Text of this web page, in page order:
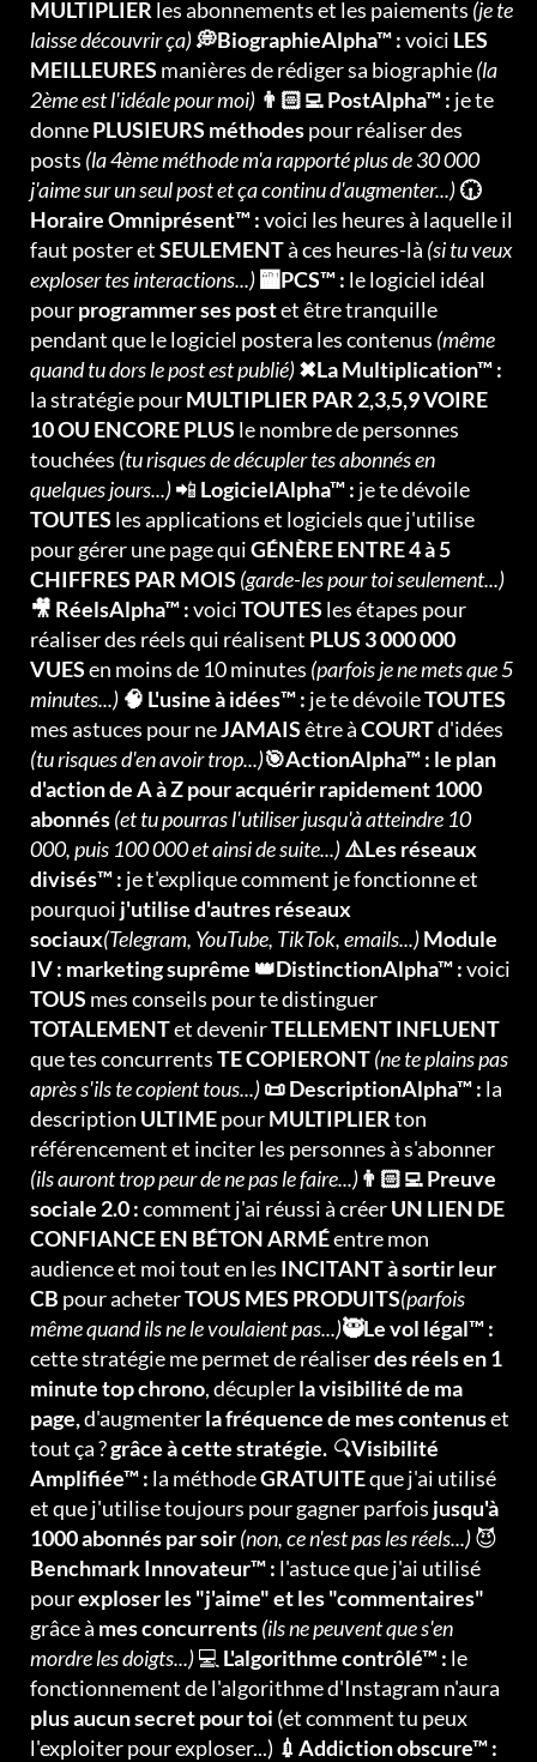
MULTIPLIER les abonnements et les paiements (je te
laisse découvrir ça)💭BiographieAlpha™ :voici LES
MEILLEURES manières de rédiger sa biographie(la
2ème est l'idéale pour moi) 👨🏻‍💻 PostAlpha™ : je te
donnePLUSIEURS méthodespour réaliser des
posts (la 4ème méthode m'a rapporté plus de 30 000
j'aime sur un seul post et ça continu d'augmenter...)🕡
Horaire Omniprésent™ :voici les heures à laquelle il
faut poster etSEULEMENTà ces heures-là (si tu veux
exploser tes interactions...)🏧PCS™ : le logiciel idéal
pourprogrammer ses postet être tranquille
pendant que le logiciel postera les contenus (même
quand tu dors le post est publié)✖La Multiplication™ :
la stratégie pourMULTIPLIER PAR 2,3,5,9 VOIRE
10 OU ENCORE PLUS le nombre de personnes
touchées (tu risques de décupler tes abonnés en
quelques jours...)📲 LogicielAlpha™ : je te dévoile
TOUTES les applications et logiciels que j'utilise
pour gérer une page quiGÉNÈRE ENTRE 4 à 5
CHIFFRES PAR MOIS (garde-les pour toi seulement...)
🎥 RéelsAlpha™ :voiciTOUTES les étapes pour
réaliser des réels qui réalisent PLUS 3 000 000
VUESen moins de 10 minutes (parfois je ne mets que 5
minutes...) 🧠 L'usine à idées™ : je te dévoileTOUTES
mes astuces pour neJAMAISêtre àCOURTd'idées
(tu risques d'en avoir trop...)🎯ActionAlpha™ : le plan
d'action de A à Z pour acquérir rapidement 1000
abonnés(et tu pourras l'utiliser jusqu'à atteindre 10
000, puis 100 000 et ainsi de suite...)⚠️Les réseaux
divisés™ : je t'explique comment je fonctionne et
pourquoi j'utilise d'autres réseaux
sociaux(Telegram, YouTube, TikTok, emails...)Module
IV : marketing suprême 👑DistinctionAlpha™ :voici
TOUS mes conseils pour te distinguer
TOTALEMENTet devenirTELLEMENT INFLUENT
que tes concurrentsTE COPIERONT(ne te plains pas
après s'ils te copient tous...)📜 DescriptionAlpha™ : la
description ULTIMEpourMULTIPLIERton
référencement et inciter les personnes à s'abonner
(ils auront trop peur de ne pas le faire...)👨🏻‍💻 Preuve
sociale 2.0 :comment j'ai réussi à créerUN LIEN DE
CONFIANCE EN BÉTON ARMÉentre mon
audience et moi tout en les INCITANT à sortir leur
CB pour acheterTOUS MES PRODUITS(parfois
même quand ils ne le voulaient pas...)🥷Le vol légal™ :
cette stratégie me permet de réaliserdes réels en 1
minute top chrono, décuplerla visibilité de ma
page,d'augmenterla fréquence de mes contenuset
tout ça ?grâce à cette stratégie. 🔍Visibilité
Amplifiée™ : la méthodeGRATUITEque j'ai utilisé
et que j'utilise toujours pour gagner parfois jusqu'à
1000 abonnés par soir(non, ce n'est pas les réels...)😈
Benchmark Innovateur™ : l'astuce que j'ai utilisé
pourexploser les "j'aime" et les "commentaires"
grâce à mes concurrents(ils ne peuvent que s'en
mordre les doigts...)💻 L'algorithme contrôlé™ : le
fonctionnement de l'algorithme d'Instagram n'aura
plus aucun secret pour toi (et comment tu peux
l'exploiter pour exploser...) 💉Addiction obscure™ :